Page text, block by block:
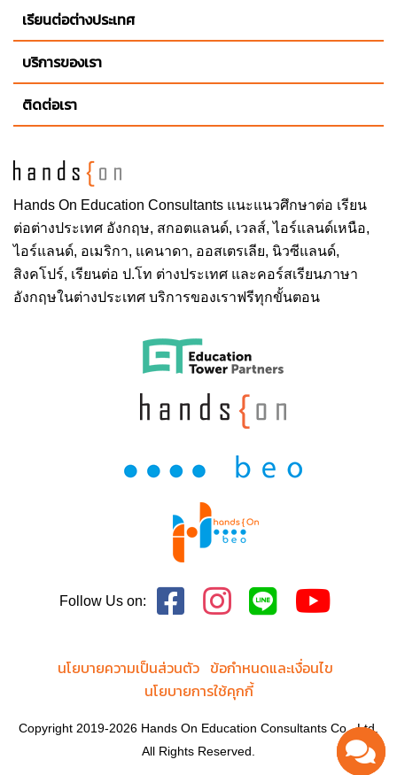
Hands On Education Consultants แนะแนวศึกษาต่อ เรียน
ต่อต่างประเทศ อังกฤษ, สกอตแลนด์, เวลส์, ไอร์แลนด์เหนือ,
ไอร์แลนด์, อเมริกา, แคนาดา, ออสเตรเลีย, นิวซีแลนด์,
สิงคโปร์, เรียนต่อ ป.โท ต่างประเทศ และคอร์สเรียนภาษา
อังกฤษในต่างประเทศ บริการของเราฟรีทุกขั้นตอน
เรียนต่อต่างประเทศ
บริการของเรา
ติดต่อเรา
Follow Us on:
นโยบายความเป็นส่วนตัว ข้อกำหนดและเงื่อนไข
นโยบายการใช้คุกกี้
Copyright 2019-2026 Hands On Education Consultants Co., Ltd.
All Rights Reserved.